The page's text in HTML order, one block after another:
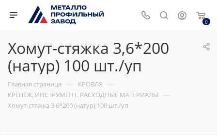
0
Хомут-стяжка 3,6*200
(натур) 100 шт./уп
Главная страница — КРОВЛЯ —
КРЕПЕЖ, ИНСТРУМЕНТ, РАСХОДНЫЕ МАТЕРИАЛЫ —
Хомут-стяжка 3,6*200 (натур) 100 шт./уп